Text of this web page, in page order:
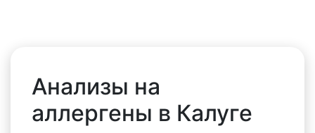
Анализы на
аллергены в Калуге